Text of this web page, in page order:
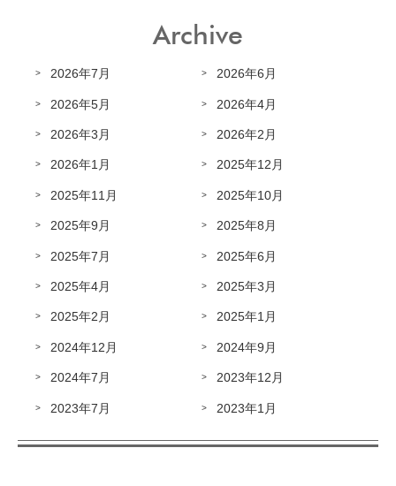
Archive
2026年7月 2026年6月
2026年5月 2026年4月
2026年3月 2026年2月
2026年1月 2025年12月
2025年11月 2025年10月
2025年9月 2025年8月
2025年7月 2025年6月
2025年4月 2025年3月
2025年2月 2025年1月
2024年12月 2024年9月
2024年7月 2023年12月
2023年7月 2023年1月